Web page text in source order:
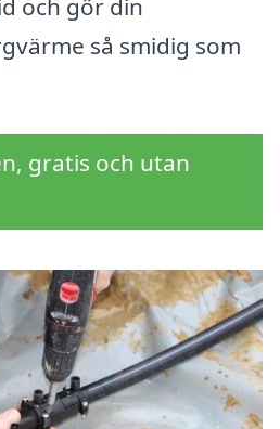
och gör din
så smidig som
gratis och utan